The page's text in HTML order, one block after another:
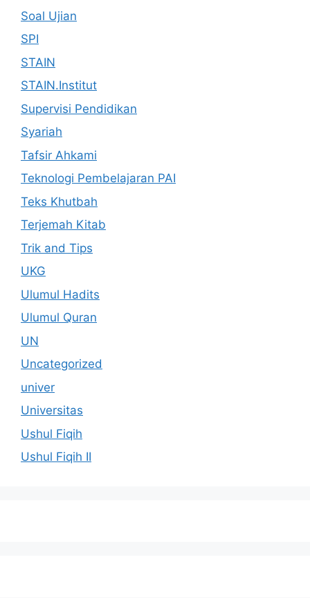
Soal Ujian
SPI
STAIN
STAIN.Institut
Supervisi Pendidikan
Syariah
Tafsir Ahkami
Teknologi Pembelajaran PAI
Teks Khutbah
Terjemah Kitab
Trik and Tips
UKG
Ulumul Hadits
Ulumul Quran
UN
Uncategorized
univer
Universitas
Ushul Fiqih
Ushul Fiqih II